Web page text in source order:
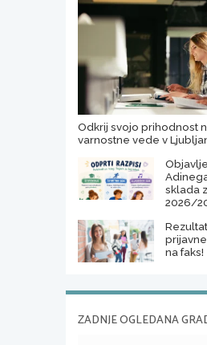
Odkrij svojo prihodnost
varnostne vede v
sklada
2026/
na faks!
ZADNJE OGLEDANA